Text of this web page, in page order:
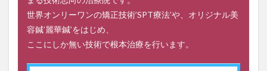
世界オンリーワンの矯正技術’SPT療法’や、オリジナル美
容鍼’麗華鍼’をはじめ、
ここにしか無い技術で根本治療を行います。